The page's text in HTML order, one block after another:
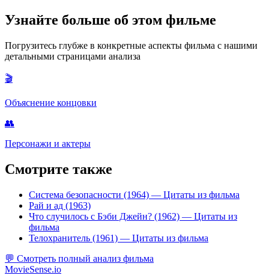
Узнайте больше об этом фильме
Погрузитесь глубже в конкретные аспекты фильма с нашими
детальными страницами анализа
🎬
Объяснение концовки
👥
Персонажи и актеры
Смотрите также
Система безопасности (1964) — Цитаты из фильма
Рай и ад (1963)
Что случилось с Бэби Джейн? (1962) — Цитаты из
фильма
Телохранитель (1961) — Цитаты из фильма
💬 Смотреть полный анализ фильма
MovieSense.io